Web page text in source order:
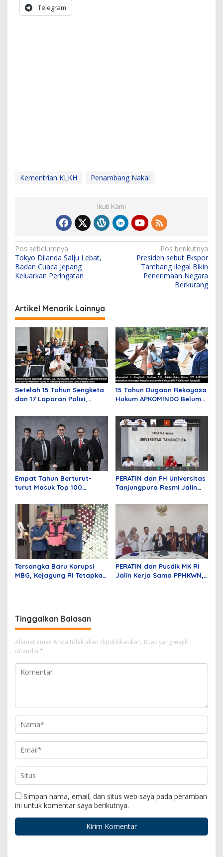
Telegram
Kementrian KLKH Penambang Nakal
Ikuti Kami
N
a
v
g
a
i
p
o
s
Pos sebelumnya
Tokyo Dilanda Salju Lebat,
Badan Cuaca Jepang
Keluarkan Peringatan
Pos berikutnya
Presiden sebut Ekspor
Tambang Ilegal Bikin
Penerimaan Negara
Berkurang
Artikel Menarik Lainnya
Setelah 15 Tahun Sengketa
dan 17 Laporan Polisi,
Kepastian Administrasi
Perkara Kasasi Nomor 431
K/TUN/2026
15 Tahun Dugaan Rekayasa
Hukum APKOMINDO Belum
Nomor 431 Diterima MA
pada Mei Lalu
Empat Tahun Berturut-
turut Masuk Top 100
Mustika Raja Law Office
Perkuat Peran sebagai
Mitra Strategis Dunia
Usaha
PERATIN dan FH Universitas
Tanjungpura Resmi Jalin
Memperkuat Ekosistem
Hukum Digital dan
Advokat
Tersangka Baru Korupsi
MBG, Kejagung RI Tetapkan
PERATIN dan Pusdik MK RI
Jalin Kerja Sama PPHKWN,
Tinggalkan Balasan
Alamat email Anda tidak akan dipublikasikan. Ruas yang wajib
ditandai *
Simpan nama, email, dan situs web saya pada peramban
ini untuk komentar saya berikutnya.